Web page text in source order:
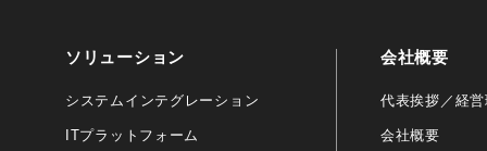
ソリューション
システムインテグレーション
ITプラットフォーム
会社概要
代表挨拶／経
会社概要